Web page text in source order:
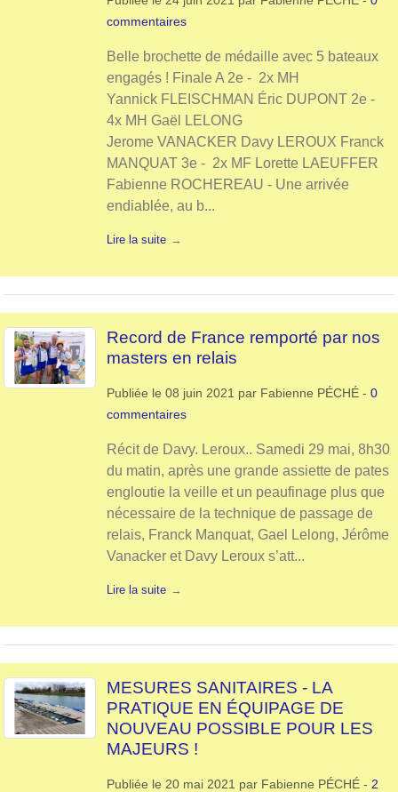
commentaires
Belle brochette de médaille avec 5 bateaux
engagés ! Finale A 2e - 2x MH
Yannick FLEISCHMAN Éric DUPONT 2e -
4x MH Gaël LELONG
Jerome VANACKER Davy LEROUX Franck
MANQUAT 3e - 2x MF Lorette LAEUFFER
Fabienne ROCHEREAU - Une arrivée
endiablée, au b...
Lire la suite
Record de France remporté par nos
masters en relais
Publiée le 08 juin 2021 par Fabienne PÉCHÉ - 0
commentaires
Récit de Davy. Leroux.. Samedi 29 mai, 8h30
du matin, après une grande assiette de pates
engloutie la veille et un peaufinage plus que
nécessaire de la technique de passage de
relais, Franck Manquat, Gael Lelong, Jérôme
Vanacker et Davy Leroux s’att...
Lire la suite
MESURES SANITAIRES - LA
PRATIQUE EN ÉQUIPAGE DE
NOUVEAU POSSIBLE POUR LES
MAJEURS !
Publiée le 20 mai 2021 par Fabienne PÉCHÉ - 2